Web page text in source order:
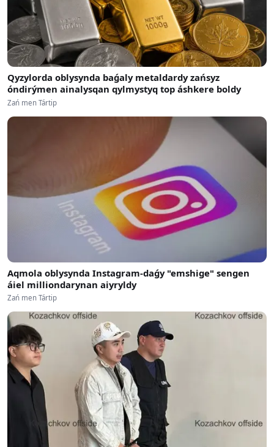
Qyzylorda oblysynda baǵaly metaldardy zańsyz
óndirýmen ainalysqan qylmystyq top áshkere boldy
Zań men Tártip
Aqmola oblysynda Instagram-daǵy "emshige" sengen
áiel milliondarynan aiyryldy
Zań men Tártip